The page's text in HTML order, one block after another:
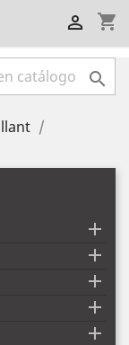
shopping_cart






